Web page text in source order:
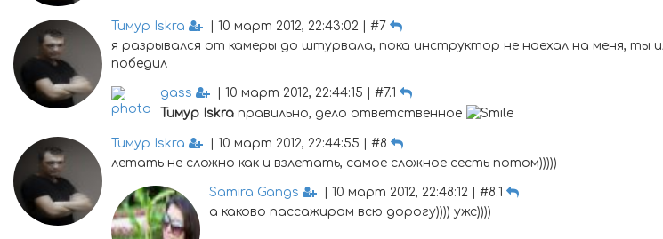
Тимур Iskra
| 10 март 2012, 22:43:02 | #7
я разрывался от камеры до штурвала, пока инструктор не наехал на меня, ты
победил
gass
| 10 март 2012, 22:44:15 | #7.1
Тимур Iskra правильно, дело ответственное
Тимур Iskra
| 10 март 2012, 22:44:55 | #8
летать не сложно как и взлетать, самое сложное сесть потом)))))
Samira Gangs
| 10 март 2012, 22:48:12 | #8.1
а каково пассажирам всю дорогу)))) ужс))))